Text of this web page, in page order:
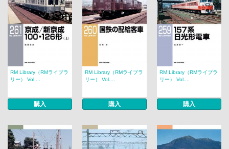
RM Library（RMライブラ
リー） Vol....
購入
RM Library（RMライブラ
リー） Vol....
購入
RM Library（RMライブラ
リー） Vol....
購入